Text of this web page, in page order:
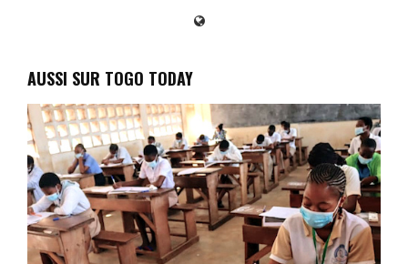
AUSSI SUR TOGO TODAY